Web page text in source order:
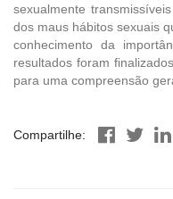
sexualmente
dos maus hábitos sexuais
conhecimento da
resultados foram
para uma compreensão
Compartilhe: